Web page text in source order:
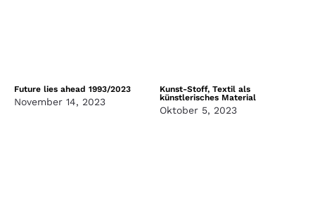
Future lies ahead 1993/2023
November 14, 2023
Kunst-Stoff, Textil als
künstlerisches Material
Oktober 5, 2023